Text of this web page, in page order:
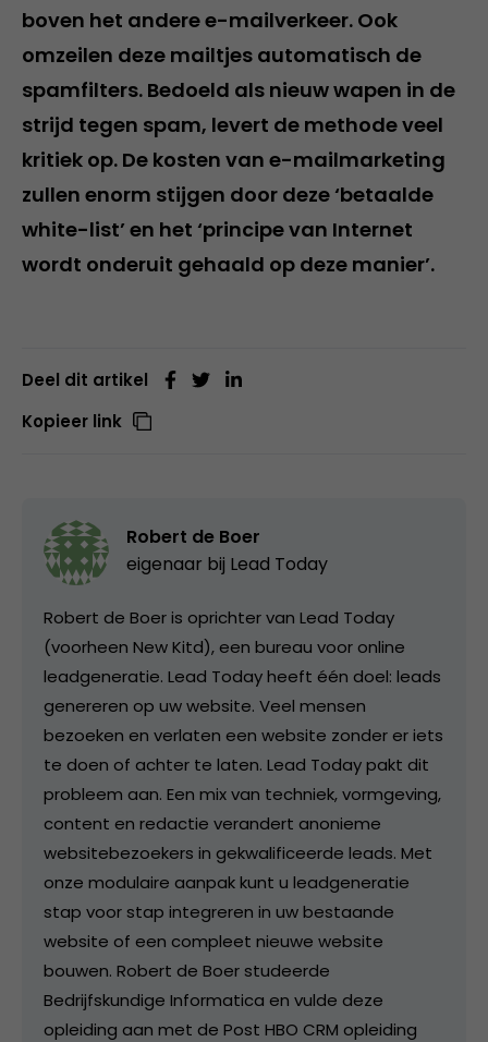
boven het andere e-mailverkeer. Ook
omzeilen deze mailtjes automatisch de
spamfilters. Bedoeld als nieuw wapen in de
strijd tegen spam, levert de methode veel
kritiek op. De kosten van e-mailmarketing
zullen enorm stijgen door deze ‘betaalde
white-list’ en het ‘principe van Internet
wordt onderuit gehaald op deze manier’.
Deel dit artikel
Kopieer link
Robert de Boer
eigenaar bij Lead Today
Robert de Boer is oprichter van Lead Today
(voorheen New Kitd), een bureau voor online
leadgeneratie. Lead Today heeft één doel: leads
genereren op uw website. Veel mensen
bezoeken en verlaten een website zonder er iets
te doen of achter te laten. Lead Today pakt dit
probleem aan. Een mix van techniek, vormgeving,
content en redactie verandert anonieme
websitebezoekers in gekwalificeerde leads. Met
onze modulaire aanpak kunt u leadgeneratie
stap voor stap integreren in uw bestaande
website of een compleet nieuwe website
bouwen. Robert de Boer studeerde
Bedrijfskundige Informatica en vulde deze
opleiding aan met de Post HBO CRM opleiding